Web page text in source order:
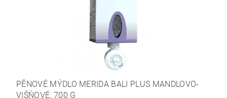
PĚNOVÉ MÝDLO MERIDA BALI PLUS MANDLOVO-
VIŠŇOVÉ, 700 G